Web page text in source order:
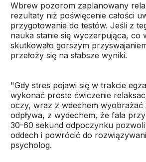
Wbrew pozorom zaplanowany
rezultaty niż poświęcenie całości
przygotowanie do testów. Jeśli z
nauka stanie się wyczerpująca, co
skutkowało gorszym
przełoży się na słabsze wyniki.
"Gdy stres pojawi się w trakcie
wykonać proste ćwiczenie
oczy, wraz z wdechem wyobrażać
odpływa, z wydechem, że fala
30-60 sekund odpoczynku
oddech i powrócić do
psycholog.